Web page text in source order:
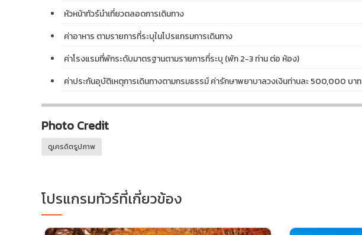
หัวหน้าทัวร์นำเที่ยวตลอดการเดินทาง
ค่าอาหาร ตามรายการที่ระบุในโปรแกรมการเดินทาง
ค่าโรงแรมที่พักระดับมาตรฐานตามรายการที่ระบุ (พัก 2-3 ท่าน ต่อ ห้อง)
ค่าประกันอุบัติเหตุการเดินทางตามกรมธรรม์ ค่ารักษาพยาบาลวงเงินท่านละ 500,000 บ
Photo Credit
ดูเครดิตรูปภาพ
โปรแกรมทัวร์ที่เกี่ยวข้อง